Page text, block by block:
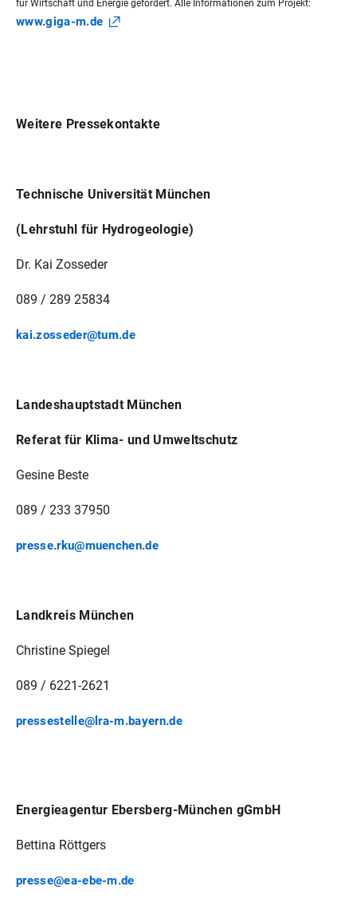
für Wirtschaft und Energie gefördert. Alle Informationen zum Projekt:
www.giga-m.de
Weitere Pressekontakte
Technische Universität München
(Lehrstuhl für Hydrogeologie)
Dr. Kai Zosseder
089 / 289 25834
kai.zosseder@tum.de
Landeshauptstadt München
Referat für Klima- und Umweltschutz
Gesine Beste
089 / 233 37950
presse.rku@muenchen.de
Landkreis München
Christine Spiegel
089 / 6221-2621
pressestelle@lra-m.bayern.de
Energieagentur Ebersberg-München gGmbH
Bettina Röttgers
presse@ea-ebe-m.de